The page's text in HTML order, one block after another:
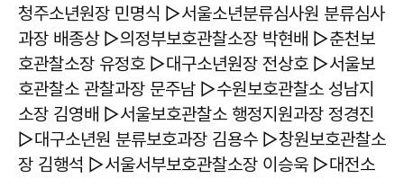
청주소년원장 민명식 ▷서울소년분류심사원 분류심사
과장 배종상 ▷의정부보호관찰소장 박현배 ▷춘천보
호관찰소장 유정호 ▷대구소년원장 전상호 ▷서울보
호관찰소 관찰과장 문주남 ▷수원보호관찰소 성남지
소장 김영배 ▷서울보호관찰소 행정지원과장 정경진
▷대구소년원 분류보호과장 김용수 ▷창원보호관찰소
장 김행석 ▷서울서부보호관찰소장 이승욱 ▷대전소